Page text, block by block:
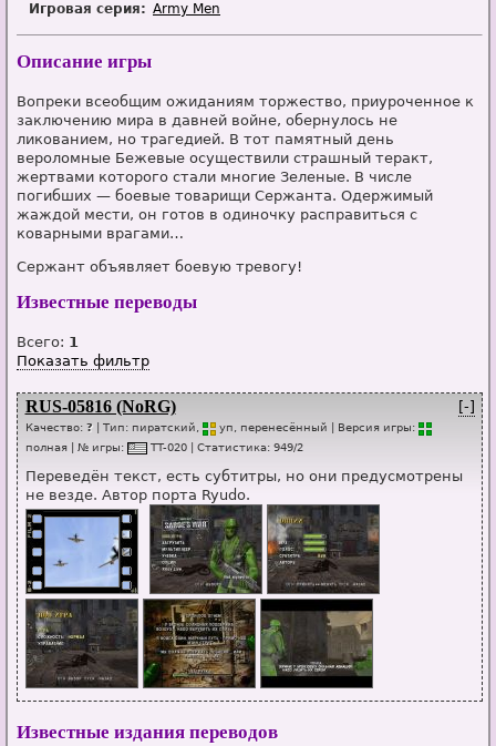
Игровая серия: Army Men
Описание игры
Вопреки всеобщим ожиданиям торжество, приуроченное к
заключению мира в давней войне, обернулось не
ликованием, но трагедией. В тот памятный день
вероломные Бежевые осуществили страшный теракт,
жертвами которого стали многие Зеленые. В числе
погибших — боевые товарищи Сержанта. Одержимый
жаждой мести, он готов в одиночку расправиться с
коварными врагами…
Сержант объявляет боевую тревогу!
Известные переводы
Всего: 1
Показать фильтр
[-]
RUS-05816 (NoRG)
Качество: ? | Тип: пиратский, уп , перенесённый
| Версия игры:
полная | № игры: TT-020 Статистика: 949/2
Переведён текст, есть субтитры, но они предусмотрены
не везде. Автор порта Ryudo.
Известные издания переводов